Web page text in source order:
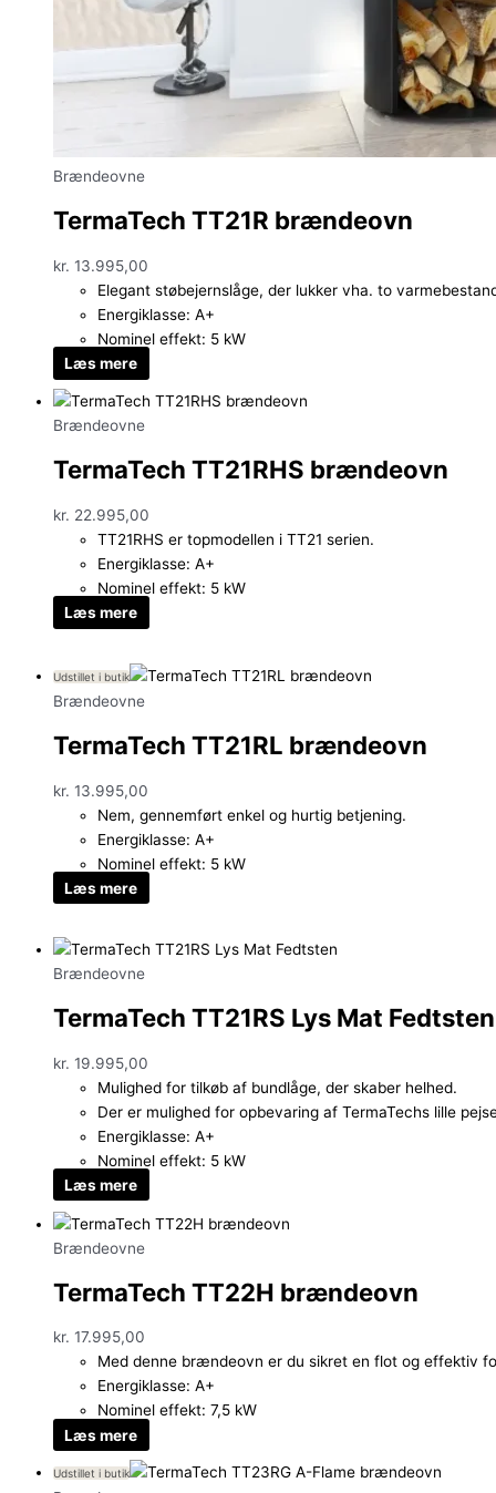
Brændeovne
TermaTech TT21R brændeovn
kr. 13.995,00
Elegant støbejernslåge, der lukker vha. to
Energiklasse: A+
Nominel effekt: 5 kW
Læs mere
Brændeovne
TermaTech TT21RHS brændeovn
kr. 22.995,00
TT21RHS er topmodellen i TT21 serien.
Energiklasse: A+
Nominel effekt: 5 kW
Læs mere
Udstillet i butik
Brændeovne
TermaTech TT21RL brændeovn
kr. 13.995,00
Nem, gennemført enkel og hurtig betjening.
Energiklasse: A+
Nominel effekt: 5 kW
Læs mere
Brændeovne
TermaTech TT21RS Lys Mat Fedtsten
kr. 19.995,00
Mulighed for tilkøb af bundlåge, der skaber helhed.
Der er mulighed for opbevaring af TermaTechs lille
Energiklasse: A+
Nominel effekt: 5 kW
Læs mere
Brændeovne
TermaTech TT22H brændeovn
kr. 17.995,00
Med denne brændeovn er du sikret en flot og effektiv
Energiklasse: A+
Nominel effekt: 7,5 kW
Læs mere
Udstillet i butik